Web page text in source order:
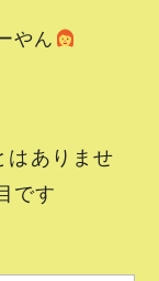
やん
はありませ
です